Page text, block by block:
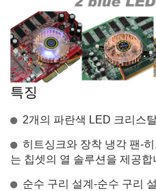
특징
2개의 파란색 LED 크리스
히트싱크와 장착 냉각 팬-
는 칩셋의 열 솔루션을 제공합
순수 구리 설계-순수 구리